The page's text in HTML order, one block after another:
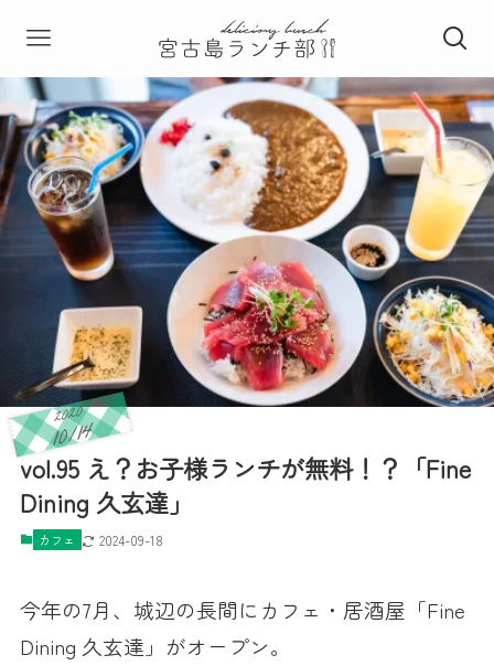
vol.95 え？お子様ランチが無料！？「Fine
Dining 久玄達」
2020
10/14
カフェ 2024-09-18
今年の7月、城辺の長間にカフェ・居酒屋「Fine
Dining 久玄達」がオープン。